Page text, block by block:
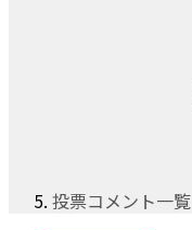
投票コメント一覧